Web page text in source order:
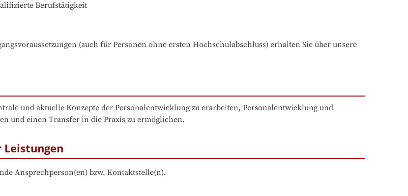
Berufstätigkeit
(auch für Personen ohne ersten Hochschulabschluss) erhalten Sie über unsere
und aktuelle Konzepte der Personalentwicklung zu erarbeiten, Personalentwicklung und
und einen Transfer in die Praxis zu ermöglichen.
Ansprechperson(en) bzw. Kontaktstelle(n).